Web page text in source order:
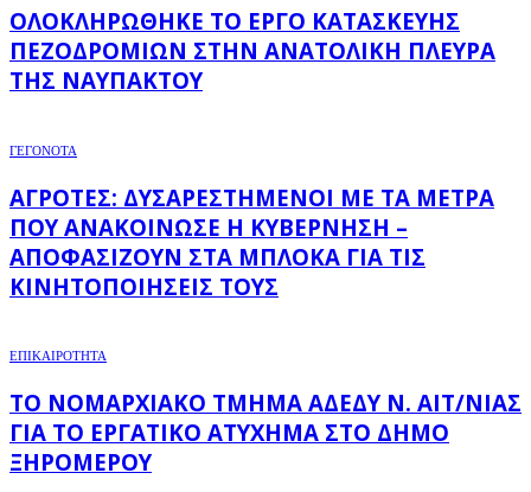
ΟΛΟΚΛΗΡΏΘΗΚΕ ΤΟ ΈΡΓΟ ΚΑΤΑΣΚΕΥΉΣ
ΠΕΖΟΔΡΟΜΊΩΝ ΣΤΗΝ ΑΝΑΤΟΛΙΚΉ ΠΛΕΥΡΆ
ΤΗΣ ΝΑΥΠΆΚΤΟΥ
ΓΕΓΟΝΟΤΑ
ΑΓΡΌΤΕΣ: ΔΥΣΑΡΕΣΤΗΜΈΝΟΙ ΜΕ ΤΑ ΜΈΤΡΑ
ΠΟΥ ΑΝΑΚΟΊΝΩΣΕ Η ΚΥΒΈΡΝΗΣΗ –
ΑΠΟΦΑΣΊΖΟΥΝ ΣΤΑ ΜΠΛΌΚΑ ΓΙΑ ΤΙΣ
ΚΙΝΗΤΟΠΟΙΉΣΕΙΣ ΤΟΥΣ
ΕΠΙΚΑΙΡΟΤΗΤΑ
ΤΟ ΝΟΜΑΡΧΙΑΚΌ ΤΜΉΜΑ ΑΔΕΔΥ Ν. ΑΙΤ/ΝΊΑΣ
ΓΙΑ ΤΟ ΕΡΓΑΤΙΚΌ ΑΤΎΧΗΜΑ ΣΤΟ ΔΉΜΟ
ΞΗΡΟΜΈΡΟΥ